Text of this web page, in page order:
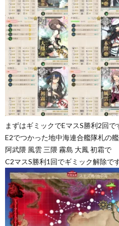
まずはギミックでEマスS勝利2回で
E2でつかった地中海連合艦隊札の
阿武隈 風雲 三隈 霧島 大鳳 初霜で
C2マスS勝利1回でギミック解除で